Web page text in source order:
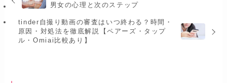
男女の心理と次のステップ
tinder自撮り動画の審査はいつ終わる？時間・
原因・対処法を徹底解説【ペアーズ・タップ
ル・Omiai比較あり】